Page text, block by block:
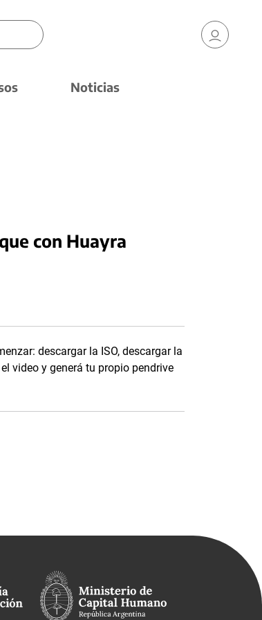
Noticias
con Huayra
descargar la ISO, descargar la
video y generá tu propio pendrive